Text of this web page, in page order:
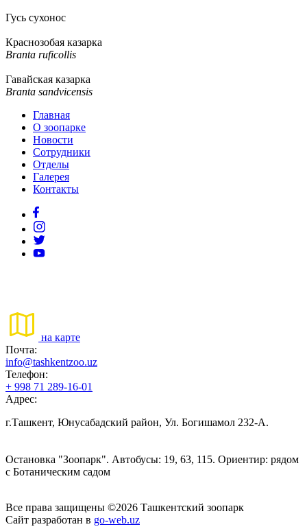
Гусь сухонос
Краснозобая казарка
Branta ruficollis
Гавайская казарка
Branta sandvicensis
Главная
О зоопарке
Новости
Сотрудники
Отделы
Галерея
Контакты
на карте
Почта:
info@tashkentzoo.uz
Телефон:
+ 998 71 289-16-01
Адрес:
г.Ташкент, Юнусабадский район, Ул. Богишамол 232-А.
Остановка "Зоопарк". Автобусы: 19, 63, 115. Ориентир: рядом
с Ботаническим садом
Все права защищены ©2026 Ташкентский зоопарк
Сайт разработан в go-web.uz